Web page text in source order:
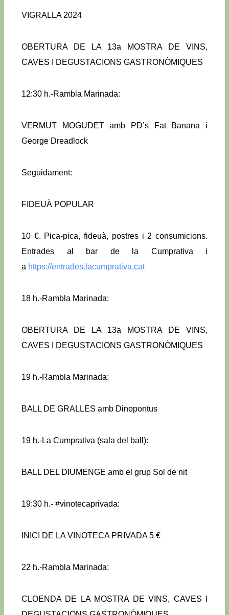
VIGRALLA 2024
OBERTURA DE LA 13a MOSTRA DE VINS,
CAVES I DEGUSTACIONS GASTRONÒMIQUES
12:30 h.-Rambla Marinada:
VERMUT MOGUDET amb PD’s Fat Banana i
George Dreadlock
Seguidament:
FIDEUÀ POPULAR
10 €. Pica-pica, fideuà, postres i 2 consumicions.
Entrades al bar de la Cumprativa i
a https://entrades.lacumprativa.cat
18 h.-Rambla Marinada:
OBERTURA DE LA 13a MOSTRA DE VINS,
CAVES I DEGUSTACIONS GASTRONÒMIQUES
19 h.-Rambla Marinada:
BALL DE GRALLES amb Dinopontus
19 h.-La Cumprativa (sala del ball):
BALL DEL DIUMENGE amb el grup Sol de nit
19:30 h.- #vinotecaprivada:
INICI DE LA VINOTECA PRIVADA 5 €
22 h.-Rambla Marinada:
CLOENDA DE LA MOSTRA DE VINS, CAVES I